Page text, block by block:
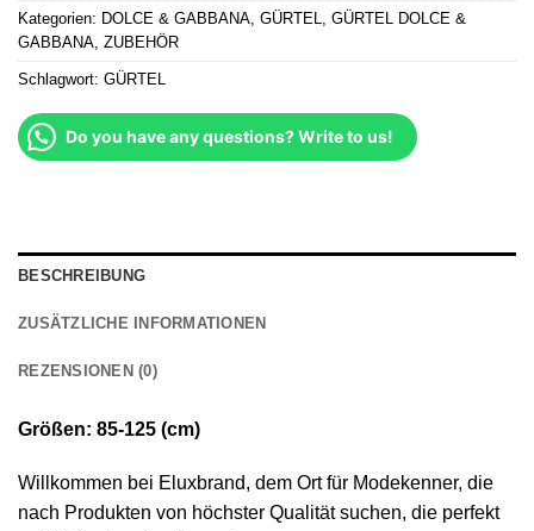
Kategorien: DOLCE & GABBANA GÜRTEL
GÜRTEL DOLCE &
GABBANA ZUBEHÖR
Schlagwort: GÜRTEL
Do you have any questions? Write to us!
BESCHREIBUNG
ZUSÄTZLICHE INFORMATIONEN
REZENSIONEN (0)
Größen: 85-125 (cm)
Willkommen bei Eluxbrand, dem Ort für Modekenner, die
nach Produkten von höchster Qualität suchen, die perfekt